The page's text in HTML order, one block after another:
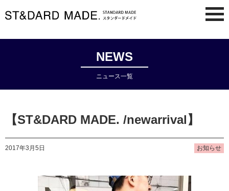
NEWS
ニュース一覧
【ST&DARD MADE. /newarrival】
2017年3月5日 お知らせ